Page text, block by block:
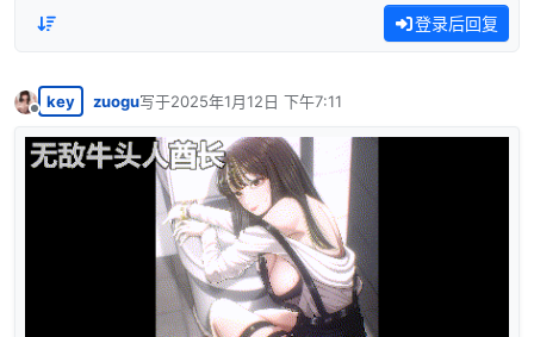
登录后回复
离线
key zuogu写于2025年1月12日 下午7:11
最后由 编辑